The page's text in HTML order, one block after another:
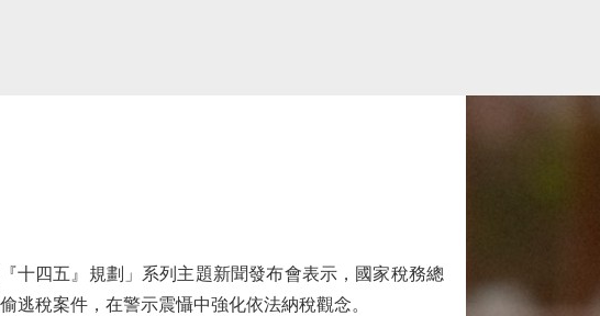
四五』規劃」系列主題新聞發布會表示，國家稅務總
逃稅案件，在警示震懾中強化依法納稅觀念。